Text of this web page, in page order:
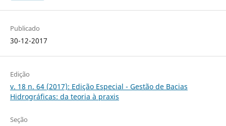
Publicado
30-12-2017
Edição
v. 18 n. 64 (2017): Edição Especial - Gestão de Bacias
Hidrográficas: da teoria à praxis
Seção